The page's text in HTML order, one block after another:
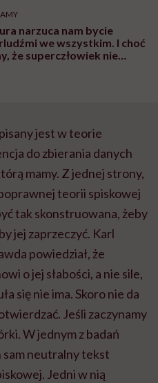
narzuca nam bycie
we wszystkim. I choć
że superczłowiek nie
jest w teorie
do zbierania danych
mamy. Z jednej strony,
teorii spiskowej
tak skonstruowana, żeby
jej zaprzeczyć. Karl
powiedział, że
o jej słabości, a nie sile,
się nie ima. Skoro nie da
Jeśli zaczynamy
W jednym z badań
sam neutralny tekst
Jedni w nią